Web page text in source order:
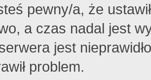
pewny/a, że
a czas nadal jest
jest
problem.